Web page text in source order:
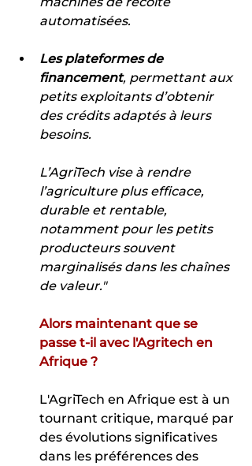
automatisées.
Les plateformes de
financement, permettant aux
petits exploitants d’obtenir
des crédits adaptés à leurs
besoins.
L’AgriTech vise à rendre
l’agriculture plus efficace,
durable et rentable,
notamment pour les petits
producteurs souvent
marginalisés dans les chaînes
de valeur."
Alors maintenant que se
passe t-il avec l'Agritech en
Afrique ?
L'AgriTech en Afrique est à un
tournant critique, marqué par
des évolutions significatives
dans les préférences des